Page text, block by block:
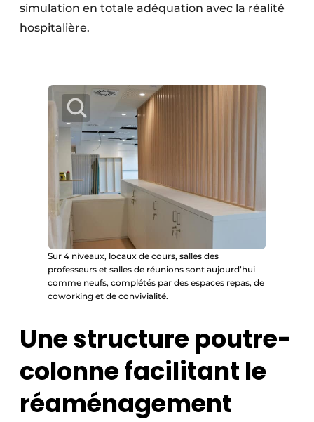
simulation en totale adéquation avec la réalité
hospitalière.
Sur 4 niveaux, locaux de cours, salles des
professeurs et salles de réunions sont aujourd’hui
comme neufs, complétés par des espaces repas, de
coworking et de convivialité.
Une structure poutre-
colonne facilitant le
réaménagement